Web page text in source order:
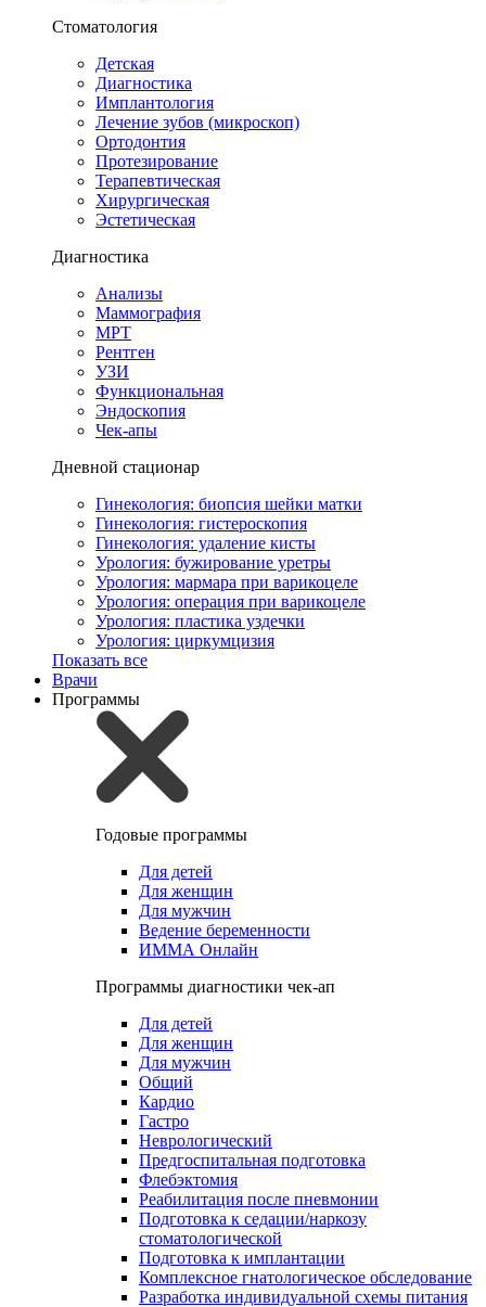
Стоматология
Детская
Диагностика
Имплантология
Лечение зубов (микроскоп)
Ортодонтия
Протезирование
Терапевтическая
Хирургическая
Эстетическая
Диагностика
Анализы
Маммография
МРТ
Рентген
УЗИ
Функциональная
Эндоскопия
Чек-апы
Дневной стационар
Гинекология: биопсия шейки матки
Гинекология: гистероскопия
Гинекология: удаление кисты
Урология: бужирование уретры
Урология: мармара при варикоцеле
Урология: операция при варикоцеле
Урология: пластика уздечки
Урология: циркумцизия
Показать все
Врачи
Программы
Годовые программы
Для детей
Для женщин
Для мужчин
Ведение беременности
ИММА Онлайн
Программы диагностики чек-ап
Для детей
Для женщин
Для мужчин
Общий
Кардио
Гастро
Неврологический
Предгоспитальная подготовка
Флебэктомия
Реабилитация после пневмонии
Подготовка к седации/наркозу
стоматологической
Подготовка к имплантации
Комплексное гнатологическое обследование
Разработка индивидуальной схемы питания